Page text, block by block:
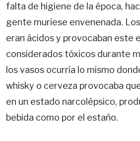
falta de higiene de la época,
gente muriese envenenada.
eran ácidos y provocaban este
considerados tóxicos durante
los vasos ocurría lo mismo
whisky o cerveza provocaba
en un estado narcolépsico,
bebida como por el estaño.